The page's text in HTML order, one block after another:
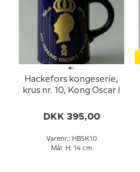
Hackefors kongeserie,
krus nr. 10, Kong Oscar I
DKK 395,00
Varenr.: HBSK10
Mål: H: 14 cm